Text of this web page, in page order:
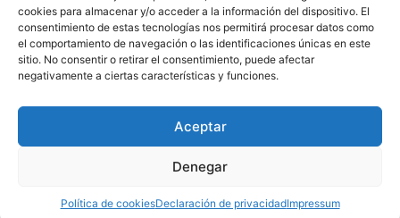
cookies para almacenar y/o acceder a la información del dispositivo. El
consentimiento de estas tecnologías nos permitirá procesar datos como
el comportamiento de navegación o las identificaciones únicas en este
sitio. No consentir o retirar el consentimiento, puede afectar
negativamente a ciertas características y funciones.
Aceptar
Denegar
Política de cookiesDeclaración de privacidadImpressum
ordenar organizar
reciclaje relaciones sociales salud
tecnología viajar voluntariado
Política de privacidad